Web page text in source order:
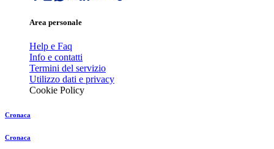
Area personale
Help e Faq
Info e contatti
Termini del servizio
Utilizzo dati e privacy
Cookie Policy
Cronaca
Cronaca